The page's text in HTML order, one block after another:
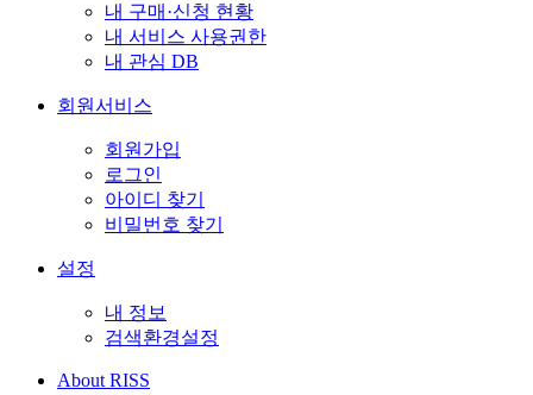
내 구매·신청 현황
내 서비스 사용권한
내 관심 DB
회원서비스
회원가입
로그인
아이디 찾기
비밀번호 찾기
설정
내 정보
검색환경설정
About RISS